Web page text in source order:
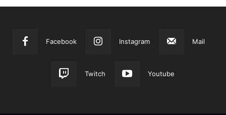
Facebook Instagram Mail
Twitch Youtube